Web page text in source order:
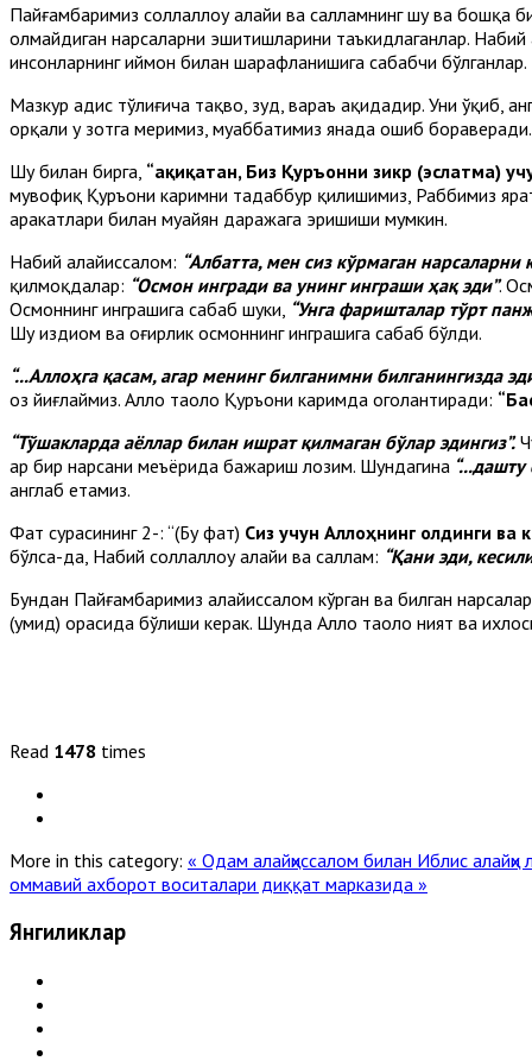
Пайғамбаримиз соллаллоҳу алайҳи ва салламнинг шу ва бошқа
олмайдиган нарсаларни эшитишларини таъкидлаганлар. Набий
инсонларнинг иймон билан шарафланишига сабабчи бўлганлар.
Мазкур ҳадис тўлиғича тақво, зуҳд, вараъ ҳақидадир. Уни
орқали у зотга меҳримиз, муҳаббатимиз янада ошиб
Шу билан бирга, “Ҳақиқатан, Биз Қуръонни зикр (эслатма)
мувофиқ Қуръони каримни тадаббур қилишимиз, Рабби­миз
ҳаракатлари билан муайян даражага эришиши мумкин.
Набий алайҳиссалом: “Албатта, мен сиз кўрмаган
қилмоқдалар: “Осмон ингради ва унинг инграши ҳақ эди”.
Осмоннинг инграшига сабаб шуки, “Унга фаришталар тўрт
Шу издиҳом ва оғирлик осмоннинг инграшига сабаб бўлди.
“...Аллоҳга қасам, агар менинг билганимни билганингизда
оз йиғлаймиз. Аллоҳ таоло Қуръони каримда огоҳлантиради:
“Тўшакларда аёллар билан ишрат қилмаган бўлар эдингиз”.
ҳар бир нарсани меъёрида бажариш лозим. Шундагина
англаб етамиз.
Фатҳ сурасининг 2-: “(Бу фатҳ) Сиз учун Аллоҳнинг олдинги ва
бўлса-да, Набий соллаллоҳу алайҳи ва саллам: “Қани эди,
Бундан Пайғамбаримиз алай­ҳиссалом кўрган ва билган
(умид) орасида бўлиши керак. Шун­да Аллоҳ таоло ният ва
Read 1478 times
More in this category: « Одам алайҳиссалом билан Иблис
оммавий ахборот воситалари диққат марказида »
Янгиликлар